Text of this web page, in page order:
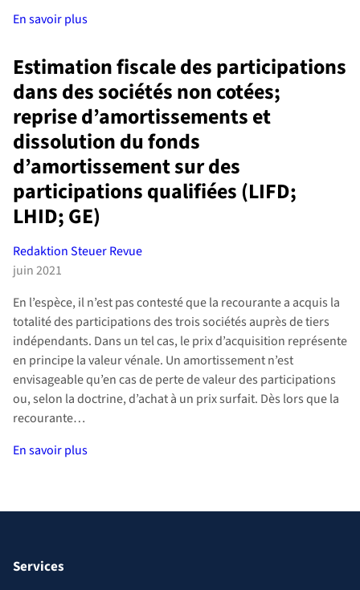
En savoir plus
Estimation fiscale des participations
dans des sociétés non cotées;
reprise d’amortissements et
dissolution du fonds
d’amortissement sur des
participations qualifiées (LIFD;
LHID; GE)
Redaktion Steuer Revue
juin 2021
En l’espèce, il n’est pas contesté que la recourante a acquis la
totalité des participations des trois sociétés auprès de tiers
indépendants. Dans un tel cas, le prix d’acquisition représente
en principe la valeur vénale. Un amortissement n’est
envisageable qu’en cas de perte de valeur des participations
ou, selon la doctrine, d’achat à un prix surfait. Dès lors que la
recourante…
En savoir plus
Services